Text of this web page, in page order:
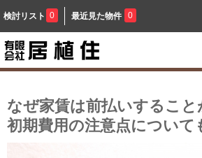
検討リスト 0 最近見た物件 0
なぜ家賃は前払いすること
初期費用の注意点について